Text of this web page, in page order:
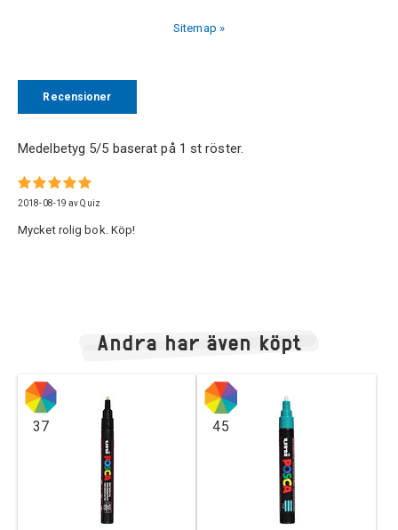
Sitemap »
Recensioner
Medelbetyg 5/5 baserat på 1 st röster.
2018-08-19 avQuiz
Mycket rolig bok. Köp!
Andra har även köpt
37 45